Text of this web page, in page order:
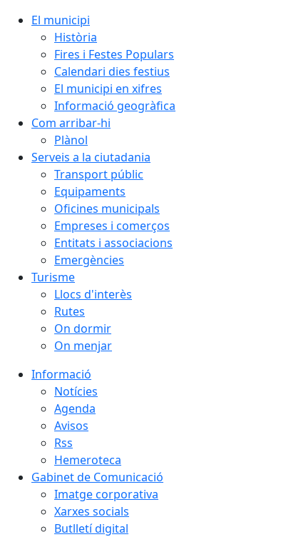
El municipi
Història
Fires i Festes Populars
Calendari dies festius
El municipi en xifres
Informació geogràfica
Com arribar-hi
Plànol
Serveis a la ciutadania
Transport públic
Equipaments
Oficines municipals
Empreses i comerços
Entitats i associacions
Emergències
Turisme
Llocs d'interès
Rutes
On dormir
On menjar
Informació
Notícies
Agenda
Avisos
Rss
Hemeroteca
Gabinet de Comunicació
Imatge corporativa
Xarxes socials
Butlletí digital